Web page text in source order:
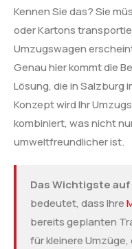
Kennen Sie das? Sie
oder Kartons
Umzugswagen
Genau hier kommt die
Lösung, die in Salzburg
Konzept wird Ihr
kombiniert, was nicht
umweltfreundlicher ist.
Das Wichtigste auf
bedeutet, dass Ihre
bereits geplanten
für kleinere